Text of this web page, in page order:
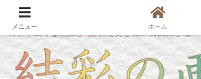
カタツムリな主婦が“描く”を好きに、自由にする
メニュー ホーム